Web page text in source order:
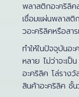
พลาสติกอะคริลิค
เชื่อมแผ่นพลาสติ
วอะคริลิคหรือสา
ทำให้ในปัจจุบันอ
หลาย ไม่ว่าจะเ
อะคริลิค โล่ราง
สินค้าอะคริลิค ชั้